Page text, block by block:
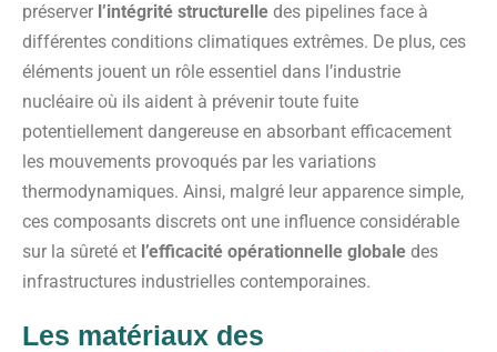
préserver l’intégrité structurelle des pipelines face à
différentes conditions climatiques extrêmes. De plus, ces
éléments jouent un rôle essentiel dans l’industrie
nucléaire où ils aident à prévenir toute fuite
potentiellement dangereuse en absorbant efficacement
les mouvements provoqués par les variations
thermodynamiques. Ainsi, malgré leur apparence simple,
ces composants discrets ont une influence considérable
sur la sûreté et l’efficacité opérationnelle globale des
infrastructures industrielles contemporaines.
Les matériaux des